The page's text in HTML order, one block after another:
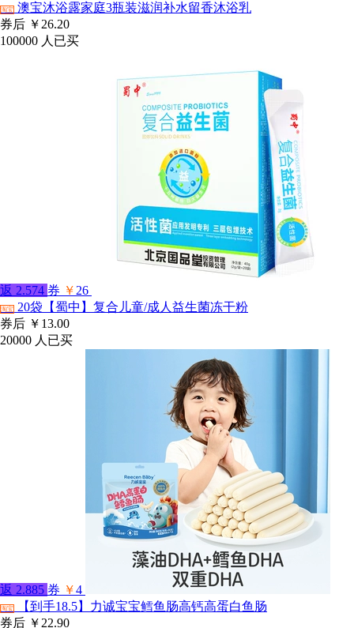
淘宝 澳宝沐浴露家庭3瓶装滋润补水留香沐浴乳
券后 ￥26.20
100000 人已买
返 2.574 券 ￥ 26
淘宝
20袋【蜀中】复合儿童/成人益生菌冻干粉
券后 ￥13.00
20000 人已买
返 2.885 券 ￥4
淘宝
【到手18.5】力诚宝宝鳕鱼肠高钙高蛋白鱼肠
券后 ￥22.90